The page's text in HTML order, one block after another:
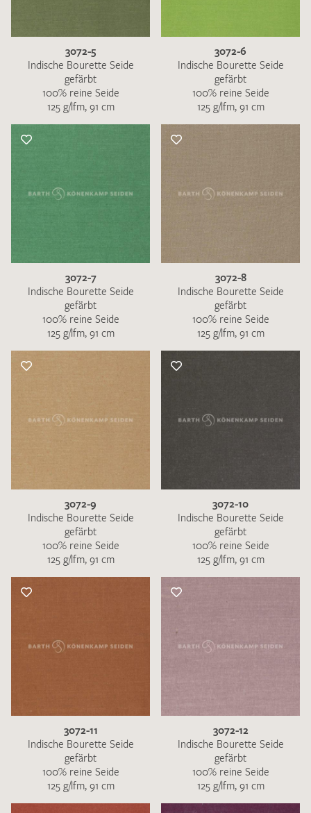
3072-5
Indische Bourette Seide
gefärbt
100% reine Seide
125 g/lfm, 91 cm
3072-6
Indische Bourette Seide
gefärbt
100% reine Seide
125 g/lfm, 91 cm
3072-7
Indische Bourette Seide
gefärbt
100% reine Seide
125 g/lfm, 91 cm
3072-8
Indische Bourette Seide
gefärbt
100% reine Seide
125 g/lfm, 91 cm
3072-9
Indische Bourette Seide
gefärbt
100% reine Seide
125 g/lfm, 91 cm
3072-10
Indische Bourette Seide
gefärbt
100% reine Seide
125 g/lfm, 91 cm
3072-11
Indische Bourette Seide
gefärbt
100% reine Seide
125 g/lfm, 91 cm
3072-12
Indische Bourette Seide
gefärbt
100% reine Seide
125 g/lfm, 91 cm